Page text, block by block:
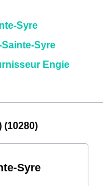
Syre
Syre
Engie
(10280)
Syre